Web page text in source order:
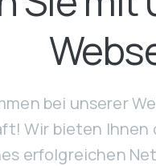
bei unserer
Wir bieten
erfolgreichen